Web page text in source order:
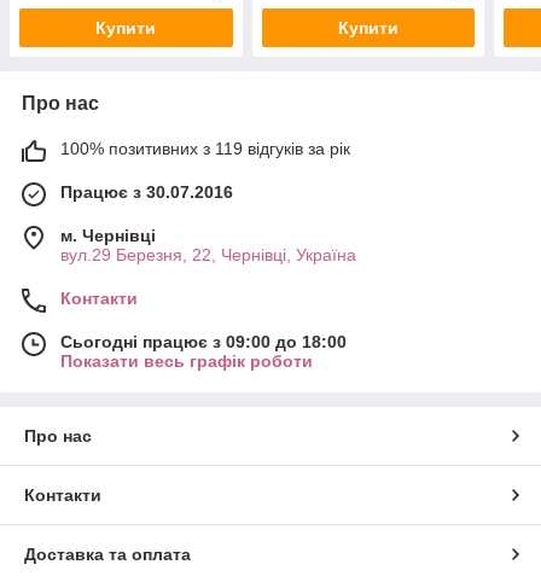
Купити Купити
Про нас
100% позитивних з 119 відгуків за рік
Працює з 30.07.2016
м. Чернівці
вул.29 Березня, 22, Чернівці, Україна
Контакти
Сьогодні працює з 09:00 до 18:00
Показати весь графік роботи
Про нас
Контакти
Доставка та оплата